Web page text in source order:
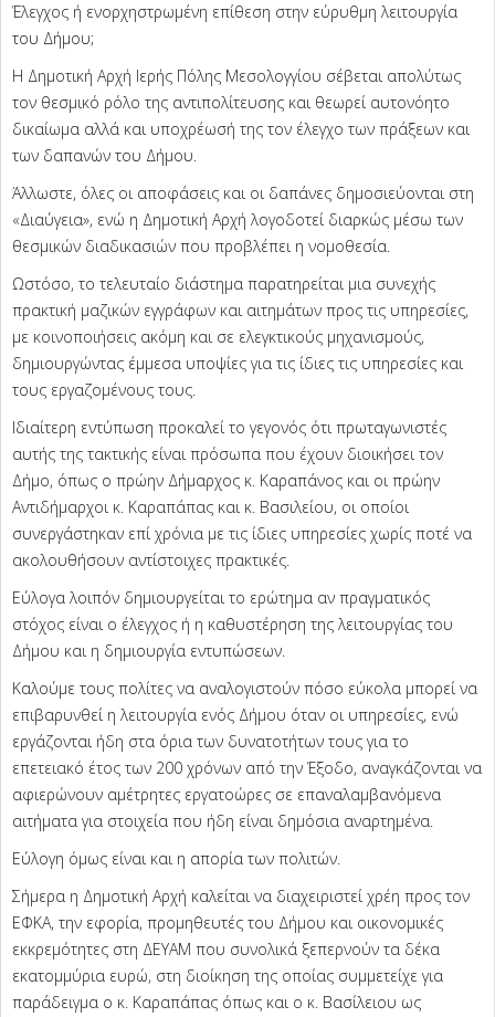
Έλεγχος ή ενορχηστρωμένη επίθεση στην εύρυθμη λειτουργία
του Δήμου;
Η Δημοτική Αρχή Ιερής Πόλης Μεσολογγίου σέβεται απολύτως
τον θεσμικό ρόλο της αντιπολίτευσης και θεωρεί αυτονόητο
δικαίωμα αλλά και υποχρέωσή της τον έλεγχο των πράξεων και
των δαπανών του Δήμου.
Άλλωστε, όλες οι αποφάσεις και οι δαπάνες δημοσιεύονται στη
«Διαύγεια», ενώ η Δημοτική Αρχή λογοδοτεί διαρκώς μέσω των
θεσμικών διαδικασιών που προβλέπει η νομοθεσία.
Ωστόσο, το τελευταίο διάστημα παρατηρείται μια συνεχής
πρακτική μαζικών εγγράφων και αιτημάτων προς τις υπηρεσίες,
με κοινοποιήσεις ακόμη και σε ελεγκτικούς μηχανισμούς,
δημιουργώντας έμμεσα υποψίες για τις ίδιες τις υπηρεσίες και
τους εργαζομένους τους.
Ιδιαίτερη εντύπωση προκαλεί το γεγονός ότι πρωταγωνιστές
αυτής της τακτικής είναι πρόσωπα που έχουν διοικήσει τον
Δήμο, όπως ο πρώην Δήμαρχος κ. Καραπάνος και οι πρώην
Αντιδήμαρχοι κ. Καραπάπας και κ. Βασιλείου, οι οποίοι
συνεργάστηκαν επί χρόνια με τις ίδιες υπηρεσίες χωρίς ποτέ να
ακολουθήσουν αντίστοιχες πρακτικές.
Εύλογα λοιπόν δημιουργείται το ερώτημα αν πραγματικός
στόχος είναι ο έλεγχος ή η καθυστέρηση της λειτουργίας του
Δήμου και η δημιουργία εντυπώσεων.
Καλούμε τους πολίτες να αναλογιστούν πόσο εύκολα μπορεί να
επιβαρυνθεί η λειτουργία ενός Δήμου όταν οι υπηρεσίες, ενώ
εργάζονται ήδη στα όρια των δυνατοτήτων τους για το
επετειακό έτος των 200 χρόνων από την Έξοδο, αναγκάζονται να
αφιερώνουν αμέτρητες εργατοώρες σε επαναλαμβανόμενα
αιτήματα για στοιχεία που ήδη είναι δημόσια αναρτημένα.
Εύλογη όμως είναι και η απορία των πολιτών.
Σήμερα η Δημοτική Αρχή καλείται να διαχειριστεί χρέη προς τον
ΕΦΚΑ, την εφορία, προμηθευτές του Δήμου και οικονομικές
εκκρεμότητες στη ΔΕΥΑΜ που συνολικά ξεπερνούν τα δέκα
εκατομμύρια ευρώ, στη διοίκηση της οποίας συμμετείχε για
παράδειγμα ο κ. Καραπάπας όπως και ο κ. Βασίλειου ως